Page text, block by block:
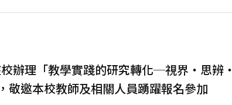
辦理「教學實踐的研究轉化─視界・思辨
敬邀本校教師及相關人員踴躍報名參加